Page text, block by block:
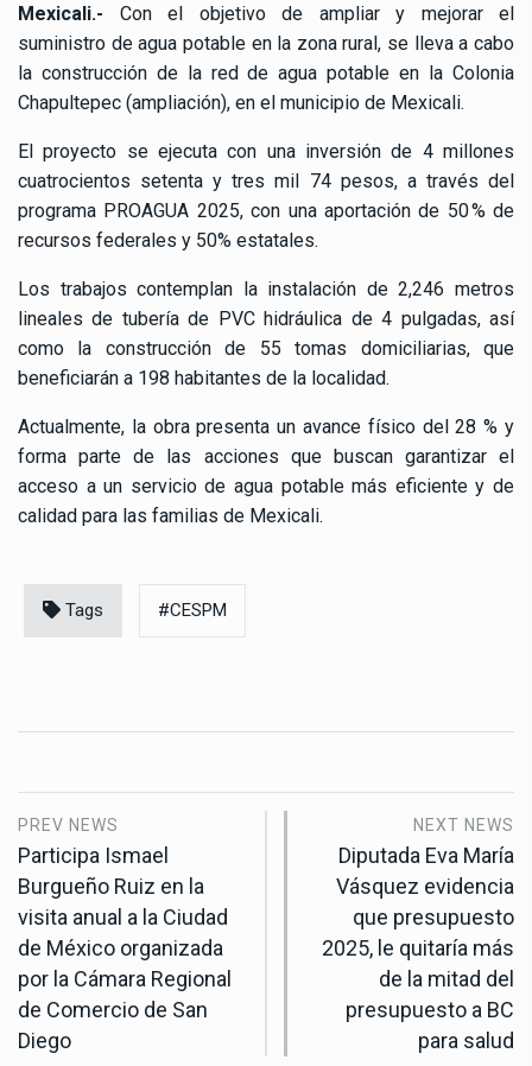
Mexicali.- Con el objetivo de ampliar y mejorar el
suministro de agua potable en la zona rural, se lleva a cabo
la construcción de la red de agua potable en la Colonia
Chapultepec (ampliación), en el municipio de Mexicali.
El proyecto se ejecuta con una inversión de 4 millones
cuatrocientos setenta y tres mil 74 pesos, a través del
programa PROAGUA 2025, con una aportación de 50 % de
recursos federales y 50% estatales.
Los trabajos contemplan la instalación de 2,246 metros
lineales de tubería de PVC hidráulica de 4 pulgadas, así
como la construcción de 55 tomas domiciliarias, que
beneficiarán a 198 habitantes de la localidad.
Actualmente, la obra presenta un avance físico del 28 % y
forma parte de las acciones que buscan garantizar el
acceso a un servicio de agua potable más eficiente y de
calidad para las familias de Mexicali.
Tags #CESPM
PREV NEWS
Participa Ismael
Burgueño Ruiz en la
visita anual a la Ciudad
de México organizada
por la Cámara Regional
de Comercio de San
Diego
NEXT NEWS
Diputada Eva María
Vásquez evidencia
que presupuesto
2025, le quitaría más
de la mitad del
presupuesto a BC
para salud